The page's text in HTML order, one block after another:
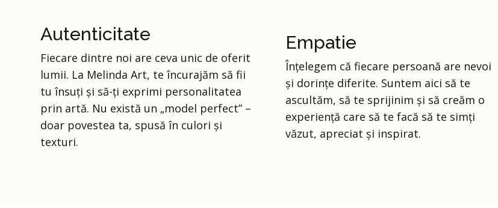
Autenticitate
Fiecare dintre noi are ceva unic de oferit
lumii. La Melinda Art, te încurajăm să fii
tu însuți și să-ți exprimi personalitatea
prin artă. Nu există un „model perfect” –
doar povestea ta, spusă în culori și
texturi.
Empatie
Înțelegem că fiecare persoană are nevoi
și dorințe diferite. Suntem aici să te
ascultăm, să te sprijinim și să creăm o
experiență care să te facă să te simți
văzut, apreciat și inspirat.